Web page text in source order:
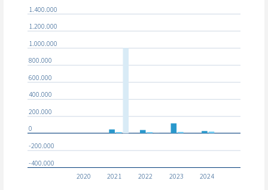
2020 2021 2022 2023 2024
-400.000
-200.000
0
200.000
400.000
600.000
800.000
1.000.000
1.200.000
1.400.000